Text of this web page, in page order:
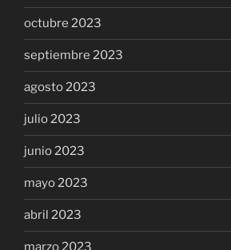
octubre 2023
septiembre 2023
agosto 2023
julio 2023
junio 2023
mayo 2023
abril 2023
marzo 2023